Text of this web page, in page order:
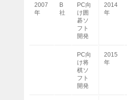
2007
年
B
社
PC向
け囲
碁ソ
フト
開発
2014
年
PC向
け将
棋ソ
フト
開発
2015
年